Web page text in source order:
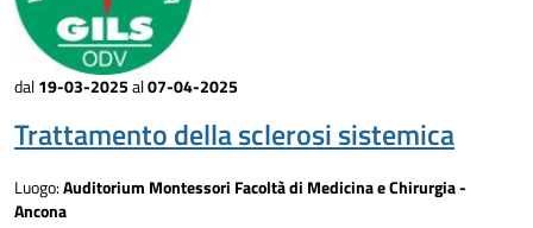
dal 19-03-2025 al07-04-2025
Trattamento della sclerosi sistemica
Luogo:Auditorium Montessori Facoltà di Medicina e Chirurgia -
Ancona